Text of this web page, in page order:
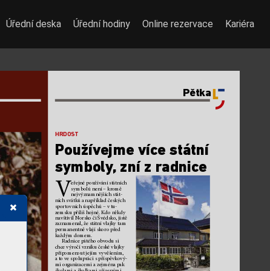
Veřejné používání státních
symbolů není – kromě
nejvýznamnějších stát-
ních svátků anapříklad českých
sportovních úspěchů – vtu-
zemsku příliš hojné. Kdo někdy
navštívil Norsko či Švédsko, jistě
zaznamenal, že státní vlajky tam
permanentně vlají skoro před
každým domem.
Radnice pátého obvodu si
chce výročí vzniku české vlajky
připomenout jejím vyvěšením,
ato ve spolupráci spříspěvkový-
mi organizacemi azejména pak
Pětka
HRDOST
Používejme více státní
symboly, zní z radnice
Úřední deska Úřední hodiny Online rezervace Kariéra